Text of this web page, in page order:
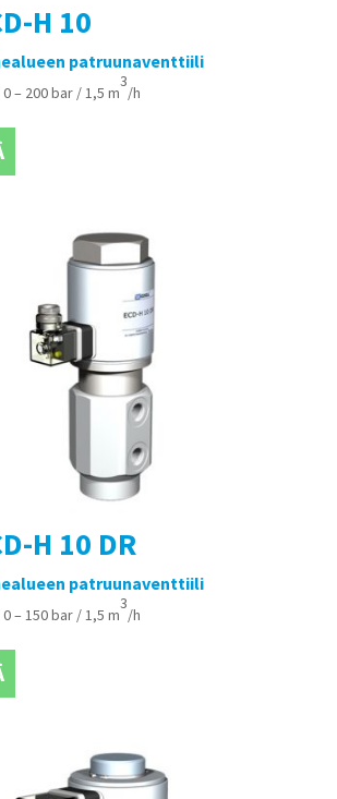
H 10
patruunaventtiili
– 200 bar / 1,5 m
3
/h
H 10 DR
patruunaventtiili
– 150 bar / 1,5 m
3
/h